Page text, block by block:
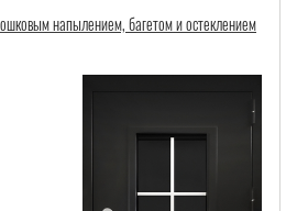
напылением, багетом и остеклением